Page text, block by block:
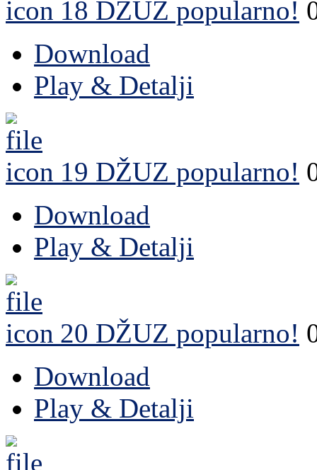
18 DŽUZ popularno!
Download
Play & Detalji
19 DŽUZ popularno!
Download
Play & Detalji
20 DŽUZ popularno!
Download
Play & Detalji